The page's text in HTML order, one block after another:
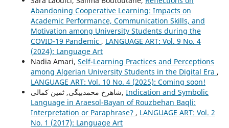
Abandoning Cooperative Learning: Impacts on
Academic Performance, Communication Skills, and
Motivation among University Students during the
COVID-19 Pandemic , LANGUAGE ART: Vol. 9 No. 4
(2024): Language Art
Nadia Amari, Self-Learning Practices and Perceptions
among Algerian University Students in the Digital Era ,
LANGUAGE ART: Vol. 10 No. 4 (2025): Coming soon!
شاهرخ محمدبیگی, ثمین کمالی, Indication and Symbolic
Language in Araesol-Bayan of Rouzbehan Baqli:
Interpretation or Paraphrase? , LANGUAGE ART: Vol. 2
No. 1 (2017): Language Art